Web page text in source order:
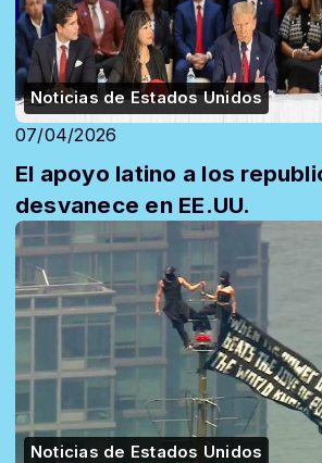
Noticias de Estados Unidos
07/04/2026
El apoyo latino a los
desvanece en EE.UU.
Noticias de Estados Unidos